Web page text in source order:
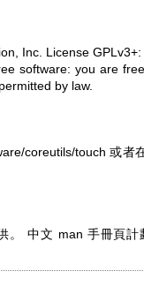
Inc. License
software: you are
by law.
coreutils/touch 或者
。 中文 man 手冊頁計